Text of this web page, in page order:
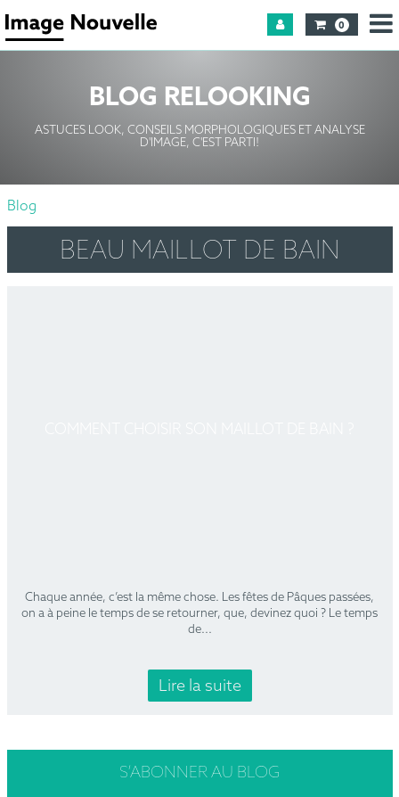
0
BLOG RELOOKING
ASTUCES LOOK, CONSEILS MORPHOLOGIQUES ET ANALYSE
D'IMAGE, C'EST PARTI!
Blog
BEAU MAILLOT DE BAIN
Chaque année, c’est la même chose. Les fêtes de Pâques passées,
on a à peine le temps de se retourner, que, devinez quoi ? Le temps
de...
Lire la suite
S’ABONNERAU BLOG